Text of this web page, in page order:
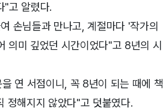
"고 알렸다.
손님들과 만나고, 계절마다 '작가의
의미 깊었던 시간이었다"고 8년의 시
연 서점이니, 꼭 8년이 되는 때에 책
정해지지 않았다"고 덧붙였다.